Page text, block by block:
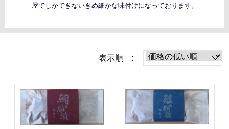
屋でしかできないきめ細かな味付けになっております。
表示順 :